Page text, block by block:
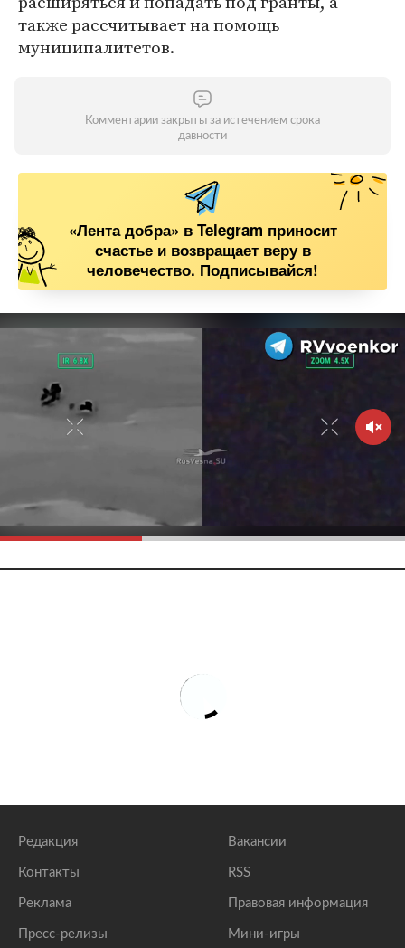
также рассчитывает на помощь
муниципалитетов.
Комментарии закрыты за истечением срока
давности
«Лента добра» в Telegram приносит
счастье и возвращает веру в
человечество. Подписывайся!
Редакция
Контакты
Реклама
Пресс-релизы
Вакансии
RSS
Правовая информация
Мини-игры